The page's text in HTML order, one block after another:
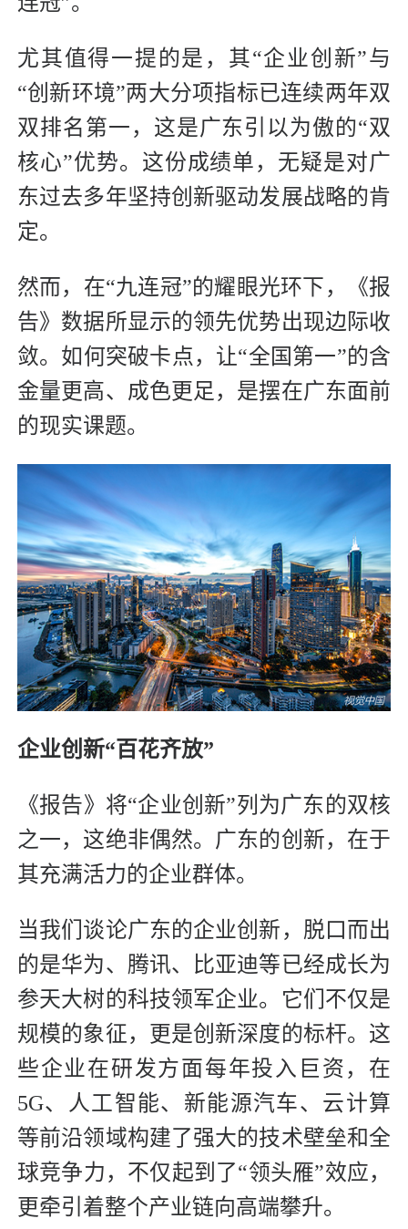
尤其值得一提的是，其“企业创新”与
“创新环境”两大分项指标已连续两年双
双排名第一，这是广东引以为傲的“双
核心”优势。这份成绩单，无疑是对广
东过去多年坚持创新驱动发展战略的肯
定。
然而，在“九连冠”的耀眼光环下，《报
告》数据所显示的领先优势出现边际收
敛。如何突破卡点，让“全国第一”的含
金量更高、成色更足，是摆在广东面前
的现实课题。
企业创新“百花齐放”
《报告》将“企业创新”列为广东的双核
之一，这绝非偶然。广东的创新，在于
其充满活力的企业群体。
当我们谈论广东的企业创新，脱口而出
的是华为、腾讯、比亚迪等已经成长为
参天大树的科技领军企业。它们不仅是
规模的象征，更是创新深度的标杆。这
些企业在研发方面每年投入巨资，在
5G、人工智能、新能源汽车、云计算
等前沿领域构建了强大的技术壁垒和全
球竞争力，不仅起到了“领头雁”效应，
更牵引着整个产业链向高端攀升。